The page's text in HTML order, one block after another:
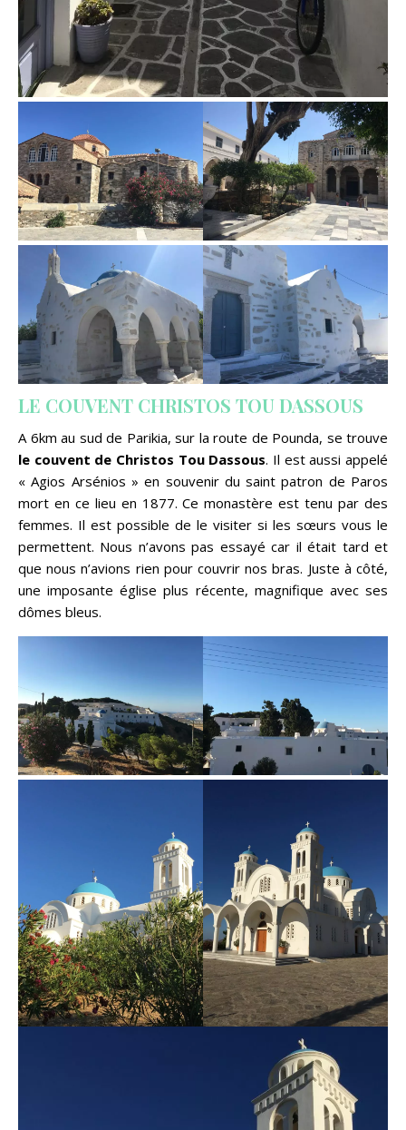
LE COUVENT CHRISTOS TOU DASSOUS
A 6km au sud de Parikia, sur la route de Pounda, se trouve
le couvent de Christos Tou Dassous. Il est aussi appelé
« Agios Arsénios » en souvenir du saint patron de Paros
mort en ce lieu en 1877. Ce monastère est tenu par des
femmes. Il est possible de le visiter si les sœurs vous le
permettent. Nous n’avons pas essayé car il était tard et
que nous n’avions rien pour couvrir nos bras. Juste à côté,
une imposante église plus récente, magnifique avec ses
dômes bleus.